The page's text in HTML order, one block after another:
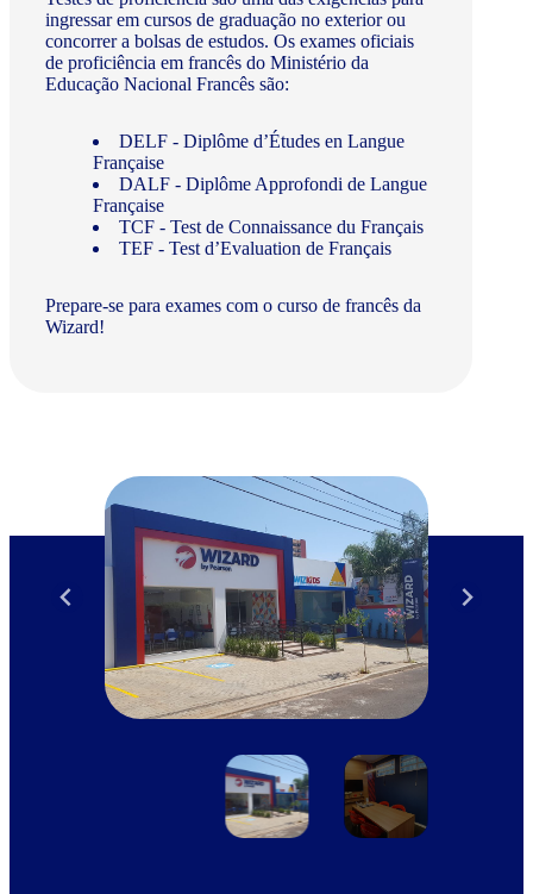
ingressar em cursos de graduação no exterior ou
concorrer a bolsas de estudos. Os exames oficiais
de proficiência em francês do Ministério da
Educação Nacional Francês são:
DELF - Diplôme d’Études en Langue
Française
DALF - Diplôme Approfondi de Langue
Française
TCF - Test de Connaissance du Français
TEF - Test d’Evaluation de Français
Prepare-se para exames com o curso de francês da
Wizard!